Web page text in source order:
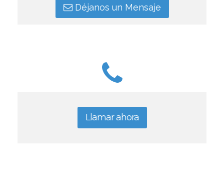
Déjanos un Mensaje
Llamar ahora